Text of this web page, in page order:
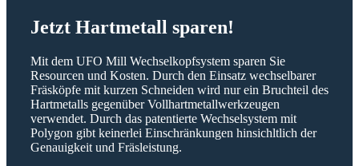
Jetzt Hartmetall sparen!
Mit dem UFO Mill Wechselkopfsystem sparen Sie
Resourcen und Kosten. Durch den Einsatz wechselbarer
Fräsköpfe mit kurzen Schneiden wird nur ein Bruchteil des
Hartmetalls gegenüber Vollhartmetallwerkzeugen
verwendet. Durch das patentierte Wechselsystem mit
Polygon gibt keinerlei Einschränkungen hinsichltlich der
Genauigkeit und Fräsleistung.